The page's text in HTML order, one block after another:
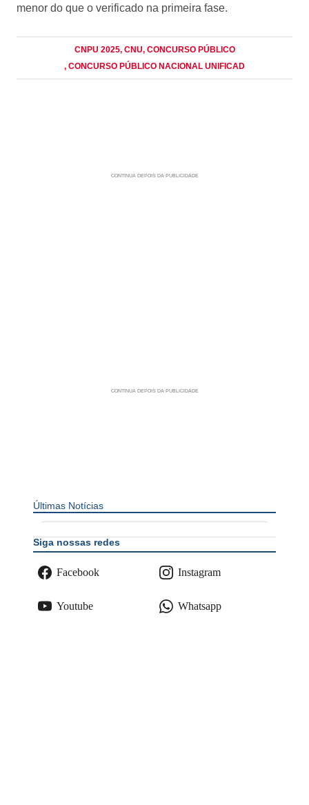
menor do que o verificado na primeira fase.
CNPU 2025, CNU, CONCURSO PÚBLICO
, CONCURSO PÚBLICO NACIONAL UNIFICAD
Últimas Notícias
Siga nossas redes
Facebook Instagram
Youtube Whatsapp